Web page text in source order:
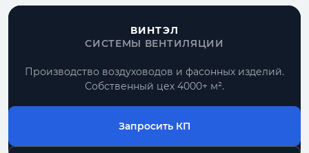
ВИНТЭЛ
СИСТЕМЫ ВЕНТИЛЯЦИИ
Производство воздуховодов и фасонных изделий.
Собственный цех 4000+ м².
Запросить КП